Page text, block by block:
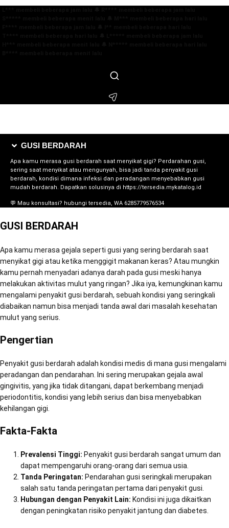
GUSI BERDARAH
Apa kamu merasa gusi berdarah saat menyikat gigi? Perdarahan gusi,
sering saat menyikat atau mengunyah, bisa jadi tanda penyakit gusi
berdarah, kondisi dimana infeksi dan peradangan menyebabkan gusi
mudah berdarah. Dapatkan solusinya di https://tersedia.mykatalog.id
💬 Mau konsultasi? hubungi tersedia, WA 6285779576534
GUSI BERDARAH
Apa kamu merasa gejala seperti gusi yang sering berdarah saat
menyikat gigi atau ketika menggigit makanan keras? Atau mungkin
kamu pernah menyadari adanya darah pada gusi meski hanya
melakukan aktivitas mulut yang ringan? Jika iya, kemungkinan kamu
mengalami penyakit gusi berdarah, sebuah kondisi yang seringkali
diabaikan namun bisa menjadi tanda awal dari masalah kesehatan
mulut yang serius.
Pengertian
Penyakit gusi berdarah adalah kondisi medis di mana gusi mengalami
peradangan dan pendarahan. Ini sering merupakan gejala awal
gingivitis, yang jika tidak ditangani, dapat berkembang menjadi
periodontitis, kondisi yang lebih serius dan bisa menyebabkan
kehilangan gigi.
Fakta-Fakta
Prevalensi Tinggi: Penyakit gusi berdarah sangat umum dan
dapat mempengaruhi orang-orang dari semua usia.
Tanda Peringatan: Pendarahan gusi seringkali merupakan
salah satu tanda peringatan pertama dari penyakit gusi.
Hubungan dengan Penyakit Lain: Kondisi ini juga dikaitkan
dengan peningkatan risiko penyakit jantung dan diabetes.